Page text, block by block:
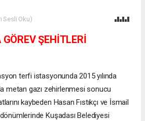
Sesli Oku)
ŞEHİTLERİ
terfi istasyonunda 2015 yılında
metan gazı zehirlenmesi sonucu
kaybeden Hasan Fıstıkçı ve İsmail
Kuşadası Belediyesi